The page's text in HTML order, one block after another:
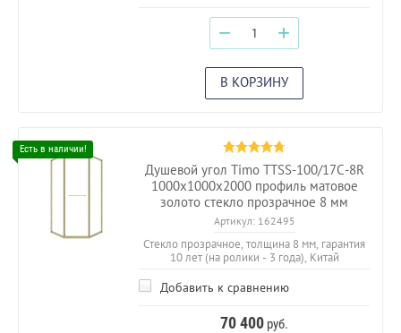
− +
В КОРЗИНУ
Душевой угол Timo TTSS-100/17C-8R
1000х1000х2000 профиль матовое
золото стекло прозрачное 8 мм
Артикул:162495
Стекло прозрачное, толщина 8 мм, гарантия
10 лет (на ролики - 3 года), Китай
Добавить к сравнению
70 400 руб.